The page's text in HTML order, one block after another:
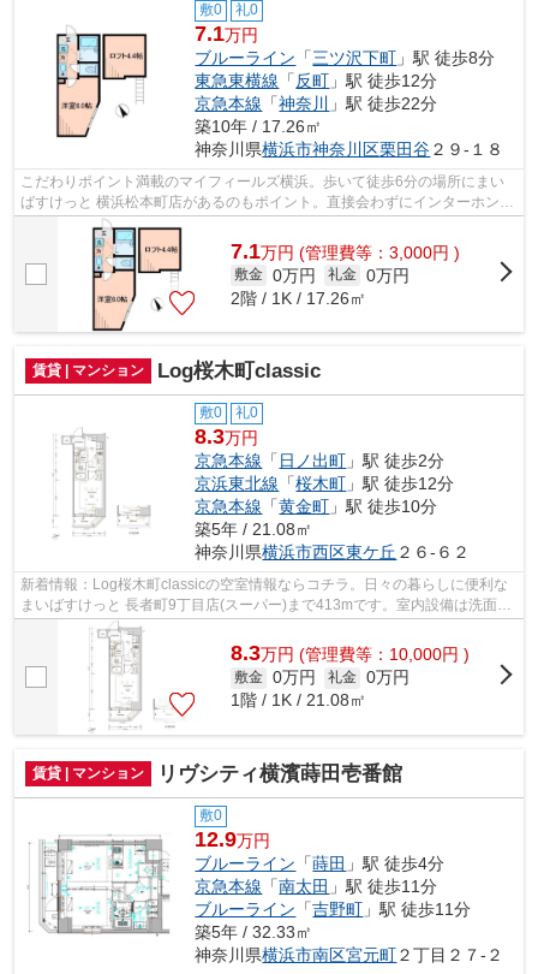
敷0 礼0
7.1万円
ブルーライン 「三ツ沢下町 」駅 徒歩8分
東急東横線 「 反町 」駅 徒歩12分
京急本線 「神奈川
」駅 徒歩22分
築10年 / 17.26㎡
神奈川県横浜市神奈川区栗田谷２９-１８
こだわりポイント満載のマイフィールズ横浜。歩いて徒歩6分の場所にまい
ばすけっと 横浜松本町店があるのもポイント。直接会わずにインターホン越
しに来訪者を確認できるので、トラブ...
7.1万円 (管理費等：3,000円 )
敷金 0万円 礼金 0万円
2階 / 1K / 17.26㎡
賃貸 | マンション Log桜木町classic
敷0 礼0
8.3万円
京急本線 「 日ノ出町 」駅 徒歩2分
京浜東北線 「桜木町 」駅 徒歩12分
京急本線 「黄金町 」駅 徒歩10分
築5年 / 21.08㎡
神奈川県横浜市西区東ケ丘 ２６-６２
新着情報：Log桜木町classicの空室情報ならコチラ。日々の暮らしに便利な
まいばすけっと 長者町9丁目店(スーパー)まで413mです。室内設備は洗面化
粧台・浴室乾燥機などが揃っているの...
8.3万円 (管理費等：10,000円 )
敷金 0万円 礼金 0万円
1階 / 1K / 21.08㎡
賃貸 | マンション リヴシティ横濱蒔田壱番館
敷0
12.9万円
ブルーライン 「蒔田 」駅 徒歩4分
京急本線 「南太田 」駅 徒歩11分
ブルーライン 「吉野町 」駅 徒歩11分
築5年 / 32.33㎡
神奈川県横浜市南区宮元町２丁目２７-２